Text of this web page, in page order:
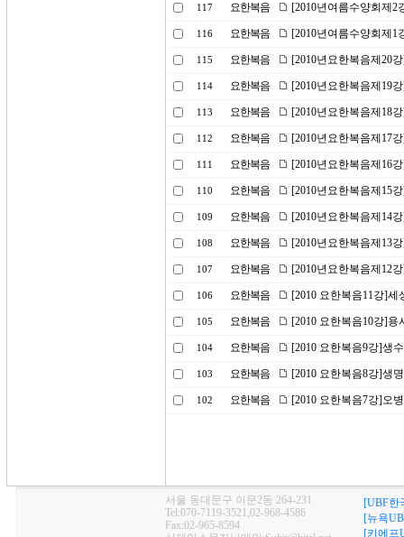
117 요한복음 [2010년여름수양회제2
116 요한복음 [2010년여름수양회제1
115 요한복음 [2010년요한복음제20
114 요한복음 [2010년요한복음제19
113 요한복음 [2010년요한복음제18
112 요한복음 [2010년요한복음제17
111 요한복음 [2010년요한복음제16
110 요한복음 [2010년요한복음제15
109 요한복음 [2010년요한복음제14
108 요한복음 [2010년요한복음제13
107 요한복음 [2010년요한복음제12
106 요한복음 [2010 요한복음11강]세
105 요한복음 [2010 요한복음10강]용
104 요한복음 [2010 요한복음9강]생
103 요한복음 [2010 요한복음8강]생
102 요한복음 [2010 요한복음7강]오
서울 동대문구 이문2동 264-231
Tel:070-7119-3521,02-968-4586
Fax:02-965-8594
[UBF한
[뉴욕
[키에프